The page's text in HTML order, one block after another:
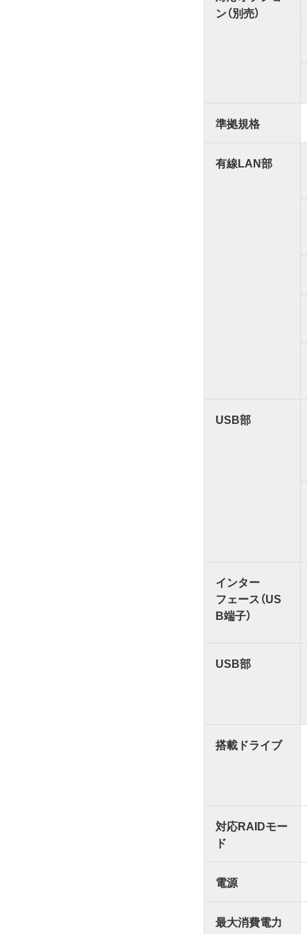
ン（別売）
準拠規格
有線LAN部
USB部
インター
フェース（US
B端子）
USB部
搭載ドライブ
対応RAIDモー
ド
電源
最大消費電力